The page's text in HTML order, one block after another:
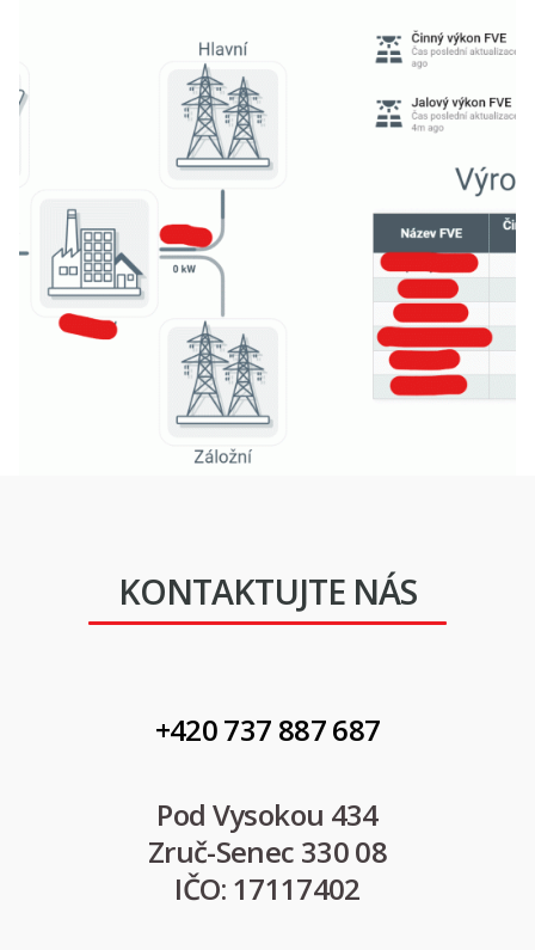
KONTAKTUJTE NÁS
+420 737 887 687
Pod Vysokou 434
Zruč-Senec 330 08
IČO: 17117402